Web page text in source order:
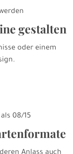
gestalten
oder einem
08/15